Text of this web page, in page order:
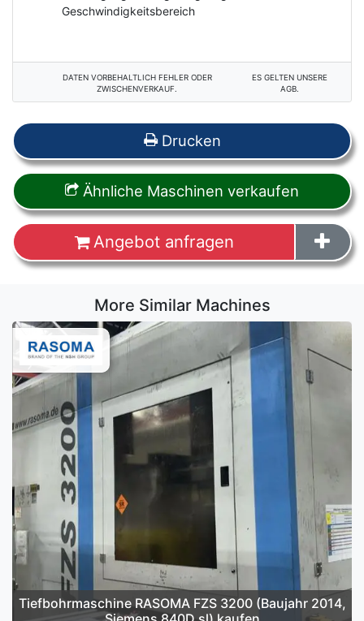
Geschwindigkeitsbereich
DATEN VORBEHALTLICH FEHLER ODER
ZWISCHENVERKAUF.
ES GELTEN UNSERE
AGB.
Drucken
Ähnliche Maschinen verkaufen
Angebot anfragen
More Similar Machines
Tiefbohrmaschine RASOMA FZS 3200 (Baujahr 2014,